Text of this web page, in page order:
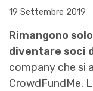
19 Settembre 2019
Rimangono
diventare soci
company che si
CrowdFundMe.